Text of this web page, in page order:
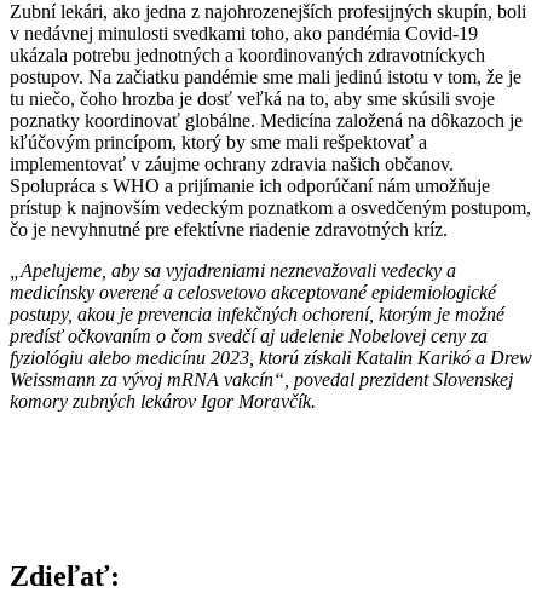
Zubní lekári, ako jedna z najohrozenejších profesijných skupín, boli
v nedávnej minulosti svedkami toho, ako pandémia Covid-19
ukázala potrebu jednotných a koordinovaných zdravotníckych
postupov. Na začiatku pandémie sme mali jedinú istotu v tom, že je
tu niečo, čoho hrozba je dosť veľká na to, aby sme skúsili svoje
poznatky koordinovať globálne. Medicína založená na dôkazoch je
kľúčovým princípom, ktorý by sme mali rešpektovať a
implementovať v záujme ochrany zdravia našich občanov.
Spolupráca s WHO a prijímanie ich odporúčaní nám umožňuje
prístup k najnovším vedeckým poznatkom a osvedčeným postupom,
čo je nevyhnutné pre efektívne riadenie zdravotných kríz.
„Apelujeme, aby sa vyjadreniami neznevažovali vedecky a
medicínsky overené a celosvetovo akceptované epidemiologické
postupy, akou je prevencia infekčných ochorení, ktorým je možné
predísť očkovaním o čom svedčí aj udelenie Nobelovej ceny za
fyziológiu alebo medicínu 2023, ktorú získali Katalin Karikó a Drew
Weissmann za vývoj mRNA vakcín“, povedal prezident Slovenskej
komory zubných lekárov Igor Moravčík.
Zdieľať: